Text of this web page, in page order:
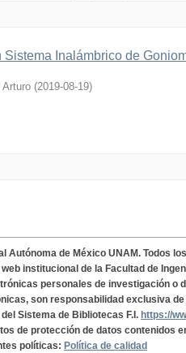
Sistema Inalámbrico de
(2019-08-19)
Autónoma de México UNAM. Todos
institucional de la Facultad de
personales de investigación o
son responsabilidad exclusiva
Sistema de Bibliotecas F.I. https://
de protección de datos contenidos
políticas: Política de calidad